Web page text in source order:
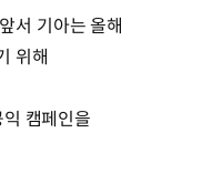
서 기아는 올해
위해
캠페인을